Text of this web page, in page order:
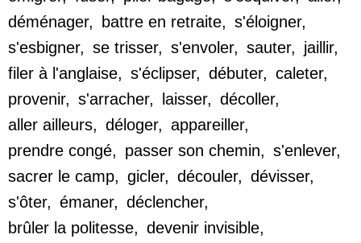
déménager, battre en retraite, s'éloigner,
s'esbigner, se trisser, s'envoler, sauter, jaillir,
filer à l'anglaise, s'éclipser, débuter, caleter,
provenir, s'arracher, laisser, décoller,
aller ailleurs, déloger, appareiller,
prendre congé, passer son chemin, s'enlever,
sacrer le camp, gicler, découler, dévisser,
s'ôter, émaner, déclencher,
brûler la politesse, devenir invisible,